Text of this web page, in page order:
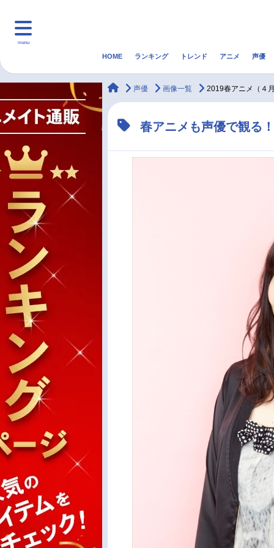
menu
マンガ・ラノベ ゲーム・アプリ 音楽
最新記事一覧
HOME ランキング トレンド アニメ 声優
animateTimes
声優 画像一覧 2019春アニメ（４
春アニメも声優で観る